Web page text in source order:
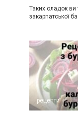
Таких оладок ви
закарпатської
рецепти